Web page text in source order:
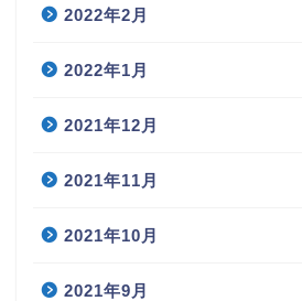
2022年2月
2022年1月
2021年12月
2021年11月
2021年10月
2021年9月